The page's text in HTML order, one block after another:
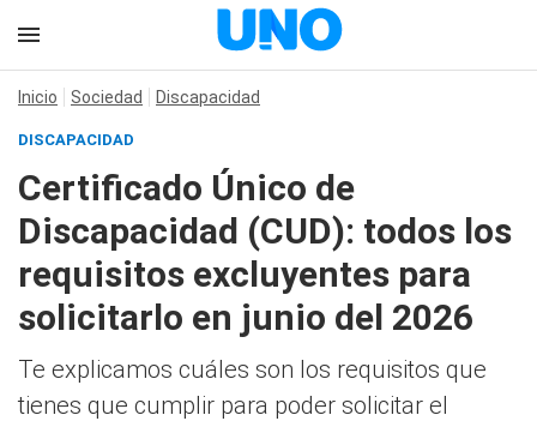
Inicio Sociedad Discapacidad
DISCAPACIDAD
Certificado Único de
Discapacidad (CUD): todos los
requisitos excluyentes para
solicitarlo en junio del 2026
Te explicamos cuáles son los requisitos que
tienes que cumplir para poder solicitar el